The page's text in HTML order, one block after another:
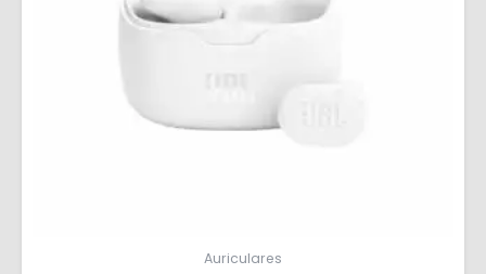
Auriculares